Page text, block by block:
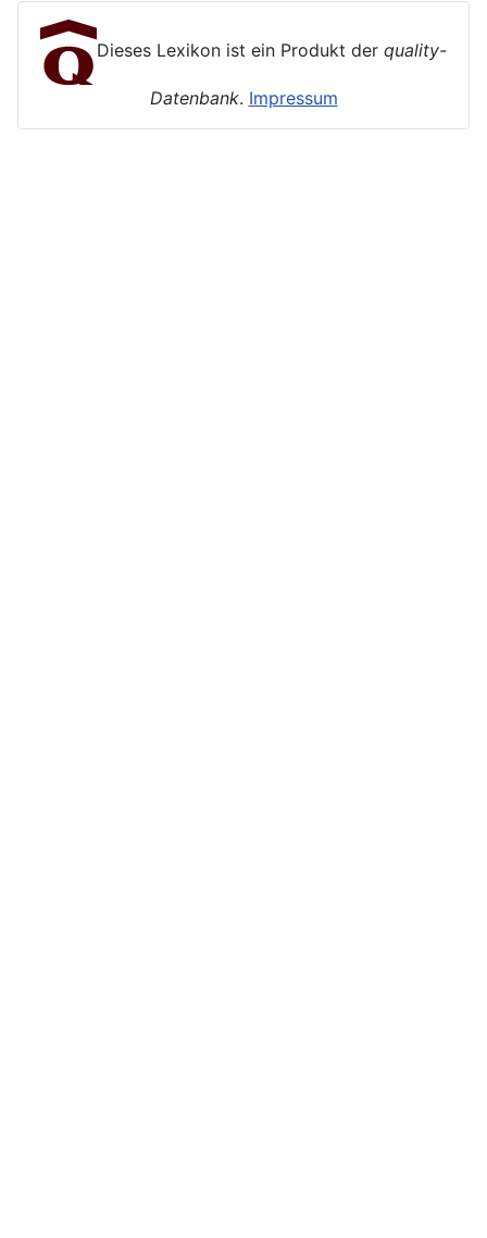
Dieses Lexikon ist ein Produkt der quality-
Datenbank. Impressum